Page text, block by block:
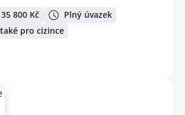
800 Kč
Plný úvazek
pro cizince